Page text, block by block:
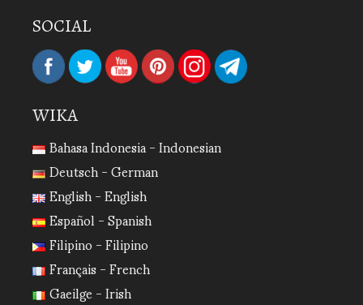
SOCIAL
WIKA
Bahasa Indonesia - Indonesian
Deutsch - German
English - English
Español - Spanish
Filipino - Filipino
Français - French
Gaeilge - Irish